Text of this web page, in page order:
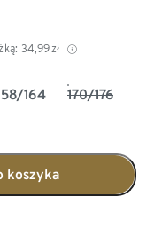
34,99zł
164 170/176
koszyka